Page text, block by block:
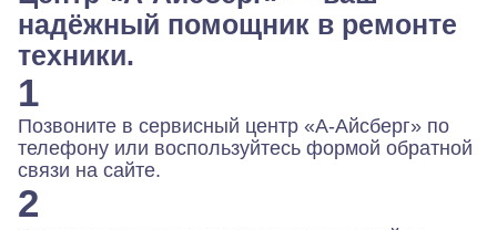
надёжный помощник в ремонте
техники.
1
Позвоните в сервисный центр «А-Айсберг» по
телефону или воспользуйтесь формой обратной
связи на сайте.
2